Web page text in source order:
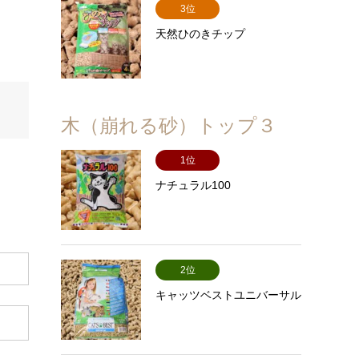
3位
天然ひのきチップ
木（崩れる砂）トップ３
1位
ナチュラル100
2位
キャッツベストユニバーサル